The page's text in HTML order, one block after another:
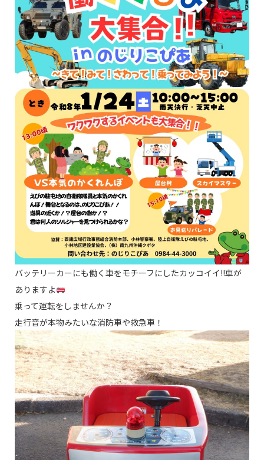
バッテリーカーにも働く車をモチーフにしたカッコイイ!!車が
ありますよ
乗って運転をしませんか？
走行音が本物みたいな消防車や救急車！